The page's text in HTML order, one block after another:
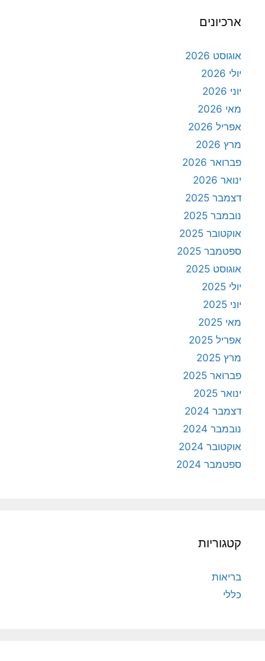
ארכיונים
אוגוסט 2026
יולי 2026
יוני 2026
מאי 2026
אפריל 2026
מרץ 2026
פברואר 2026
ינואר 2026
דצמבר 2025
נובמבר 2025
אוקטובר 2025
ספטמבר 2025
אוגוסט 2025
יולי 2025
יוני 2025
מאי 2025
אפריל 2025
מרץ 2025
פברואר 2025
ינואר 2025
דצמבר 2024
נובמבר 2024
אוקטובר 2024
ספטמבר 2024
קטגוריות
בריאות
כללי